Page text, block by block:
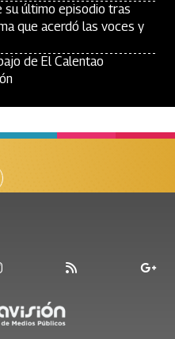
su último episodio tras
que acerdó las voces y
de El Calentao